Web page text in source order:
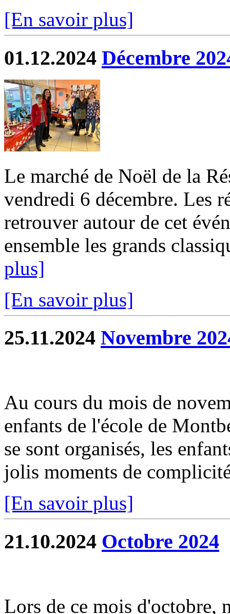
[En savoir plus]
01.12.2024 Décembre
Le marché de Noël de la
vendredi 6 décembre. Les
retrouver autour de cet
ensemble les grands
plus]
[En savoir plus]
25.11.2024 Novembre
Au cours du mois de
enfants de l'école de
se sont organisés, les
jolis moments de
[En savoir plus]
21.10.2024 Octobre 2024
Lors de ce mois d'octobre,